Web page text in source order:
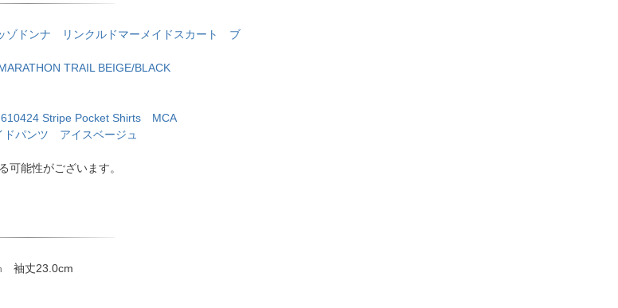
ゾドンナ リンクルドマーメイドスカート ブ
TRAIL BEIGE/BLACK
Stripe Pocket Shirts MCA
パンツ アイスベージュ
能性がございます。
袖丈23.0cm